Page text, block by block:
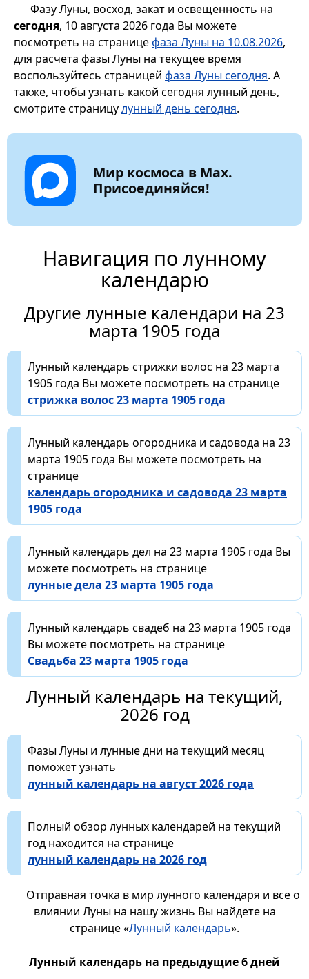
Фазу Луны, восход, закат и освещенность на
сегодня, 10 августа 2026 года Вы можете
посмотреть на страницефаза Луны на 10.08.2026,
для расчета фазы Луны на текущее время
воспользуйтесь страницей фаза Луны сегодня. А
также, чтобы узнать какой сегодня лунный день,
смотрите страницулунный день сегодня.
Мир космоса в Max.
Присоединяйся!
Навигация по лунному
календарю
Другие лунные календари на 23
марта 1905 года
Лунный календарь стрижки волос на 23 марта
1905 года Вы можете посмотреть на странице
стрижка волос 23 марта 1905 года
Лунный календарь огородника и садовода на 23
марта 1905 года Вы можете посмотреть на
странице
календарь огородника и садовода 23 марта
1905 года
Лунный календарь дел на 23 марта 1905 года Вы
можете посмотреть на странице
лунные дела 23 марта 1905 года
Лунный календарь свадеб на 23 марта 1905 года
Вы можете посмотреть на странице
Свадьба 23 марта 1905 года
Лунный календарь на текущий,
2026 год
Фазы Луны и лунные дни на текущий месяц
поможет узнать
лунный календарь на август 2026 года
Полный обзор лунных календарей на текущий
год находится на странице
лунный календарь на 2026 год
Отправная точка в мир лунного календаря и все о
влиянии Луны на нашу жизнь Вы найдете на
странице «Лунный календарь».
Лунный календарь на предыдущие 6 дней